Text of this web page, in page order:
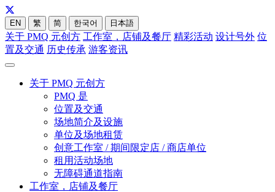
EN 繁 简 한국어 日本語
关于 PMQ 元创方 工作室，店铺及餐厅 精彩活动 设计号外 位
置及交通 历史传承 游客资讯
关于 PMQ 元创方
PMQ 是
位置及交通
场地简介及设施
单位及场地租赁
创意工作室 / 期间限定店 / 商店单位
租用活动场地
无障碍通道指南
工作室，店铺及餐厅